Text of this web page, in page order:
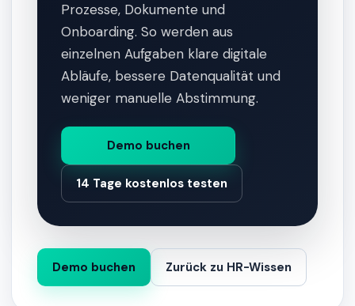
Prozesse, Dokumente und
Onboarding. So werden aus
einzelnen Aufgaben klare digitale
Abläufe, bessere Datenqualität und
weniger manuelle Abstimmung.
Demo buchen
14 Tage kostenlos testen
Demo buchen Zurück zu HR-Wissen